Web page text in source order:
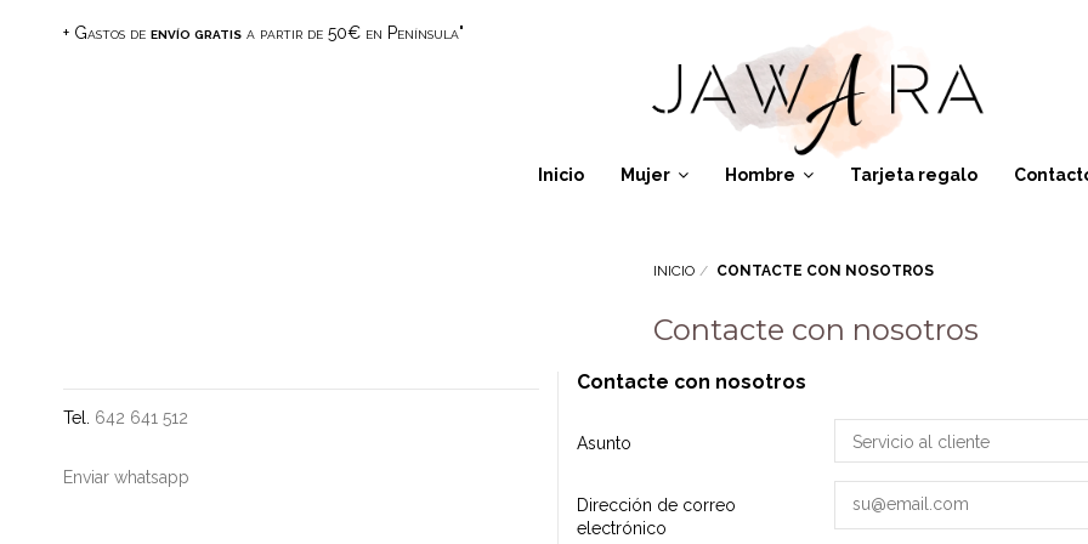
+ Gastos de envío gratis a partir de 50€ en Península"
Inicio Mujer Hombre Tarjeta regalo
INICIO CONTACTE CON NOSOTROS
Contacte con nosotros
Tel. 642 641 512
Enviar whatsapp
Contacte con nosotros
Asunto
Dirección de correo
electrónico